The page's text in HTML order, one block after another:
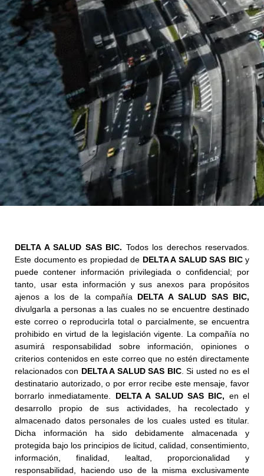
DELTA A SALUD SAS BIC. Todos los derechos reservados.
Este documento es propiedad de DELTA A SALUD SAS BICy
puede contener información privilegiada o confidencial; por
tanto, usar esta información y sus anexos para propósitos
ajenos a los de la compañía DELTA A SALUD SAS BIC,
divulgarla a personas a las cuales no se encuentre destinado
este correo o reproducirla total o parcialmente, se encuentra
prohibido en virtud de la legislación vigente. La compañía no
asumirá responsabilidad sobre información, opiniones o
criterios contenidos en este correo que no estén directamente
relacionados con DELTA A SALUD SAS BIC. Si usted no es el
destinatario autorizado, o por error recibe este mensaje, favor
borrarlo inmediatamente. DELTA A SALUD SAS BIC, en el
desarrollo propio de sus actividades, ha recolectado y
almacenado datos personales de los cuales usted es titular.
Dicha información ha sido debidamente almacenada y
protegida bajo los principios de licitud, calidad, consentimiento,
información, finalidad, lealtad, proporcionalidad y
responsabilidad, haciendo uso de la misma exclusivamente